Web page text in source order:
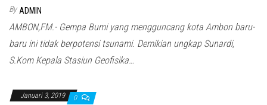
By ADMIN
AMBON,FM.- Gempa Bumi yang mengguncang kota Ambon baru-
baru ini tidak berpotensi tsunami. Demikian ungkap Sunardi,
S.Kom Kepala Stasiun Geofisika…
Januari 3, 2019 0